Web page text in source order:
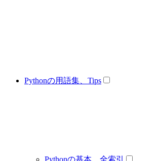
Pythonの用語集、Tips
Pythonの基本、全索引